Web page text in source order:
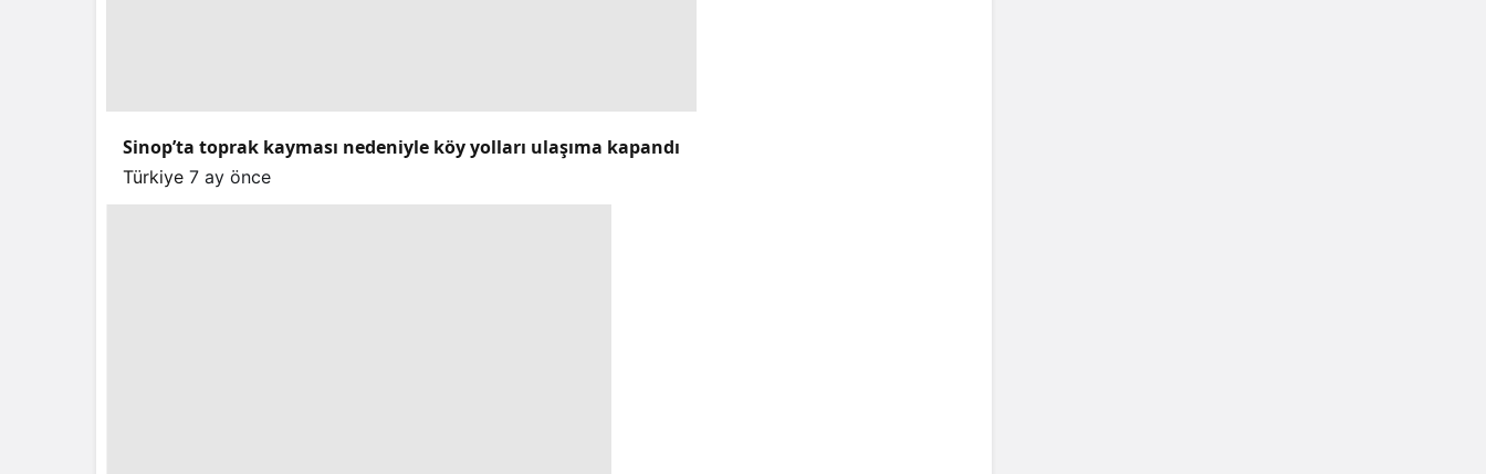
Sinop’ta toprak kayması nedeniyle köy yolları ulaşıma kapandı
Türkiye 7 ay önce